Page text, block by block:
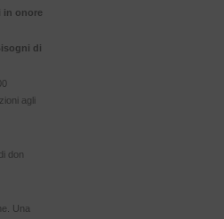
in onore
di
agli
don
Una